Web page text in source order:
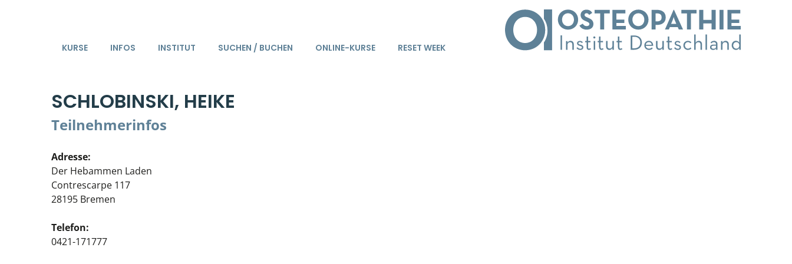
KURSE INFOS INSTITUT SUCHEN / BUCHEN ONLINE-KURSE RESET WEEK
SCHLOBINSKI, HEIKE
Teilnehmerinfos
Adresse:
Der Hebammen Laden
Contrescarpe 117
28195 Bremen
Telefon:
0421-171777